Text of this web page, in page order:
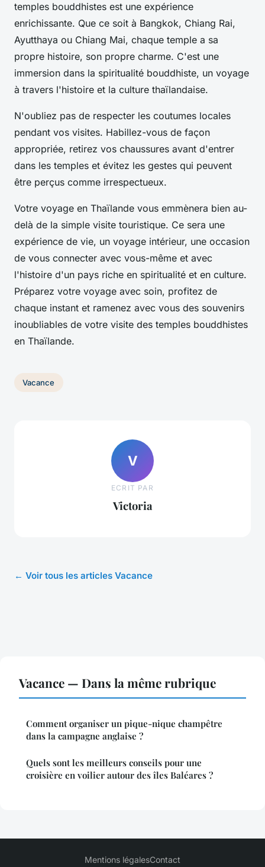
temples bouddhistes est une expérience
enrichissante. Que ce soit à Bangkok, Chiang Rai,
Ayutthaya ou Chiang Mai, chaque temple a sa
propre histoire, son propre charme. C'est une
immersion dans la spiritualité bouddhiste, un voyage
à travers l'histoire et la culture thaïlandaise.
N'oubliez pas de respecter les coutumes locales
pendant vos visites. Habillez-vous de façon
appropriée, retirez vos chaussures avant d'entrer
dans les temples et évitez les gestes qui peuvent
être perçus comme irrespectueux.
Votre voyage en Thaïlande vous emmènera bien au-
delà de la simple visite touristique. Ce sera une
expérience de vie, un voyage intérieur, une occasion
de vous connecter avec vous-même et avec
l'histoire d'un pays riche en spiritualité et en culture.
Préparez votre voyage avec soin, profitez de
chaque instant et ramenez avec vous des souvenirs
inoubliables de votre visite des temples bouddhistes
en Thaïlande.
Vacance
V
ECRIT PAR
Victoria
← Voir tous les articles Vacance
Vacance — Dans la même rubrique
Comment organiser un pique-nique champêtre
dans la campagne anglaise ?
Quels sont les meilleurs conseils pour une
croisière en voilier autour des îles Baléares ?
Mentions légalesContact